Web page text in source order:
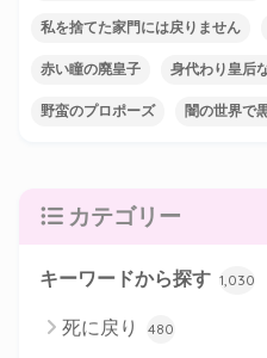
私を捨てた家門には戻りません
赤い瞳の廃皇子 身代わり皇后
野蛮のプロポーズ 闇の世界で
カテゴリー
キーワードから探す 1,030
死に戻り 480